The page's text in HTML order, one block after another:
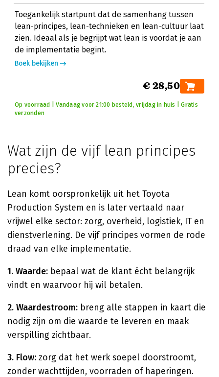
Toegankelijk startpunt dat de samenhang tussen
lean-principes, lean-technieken en lean-cultuur laat
zien. Ideaal als je begrijpt wat lean is voordat je aan
de implementatie begint.
Boek bekijken
€ 28,50
Op voorraad | Vandaag voor 21:00 besteld, vrijdag in huis | Gratis
verzonden
Wat zijn de vijf lean principes
precies?
Lean komt oorspronkelijk uit het Toyota
Production System en is later vertaald naar
vrijwel elke sector: zorg, overheid, logistiek, IT en
dienstverlening. De vijf principes vormen de rode
draad van elke implementatie.
1. Waarde: bepaal wat de klant écht belangrijk
vindt en waarvoor hij wil betalen.
2. Waardestroom: breng alle stappen in kaart die
nodig zijn om die waarde te leveren en maak
verspilling zichtbaar.
3. Flow: zorg dat het werk soepel doorstroomt,
zonder wachttijden, voorraden of haperingen.